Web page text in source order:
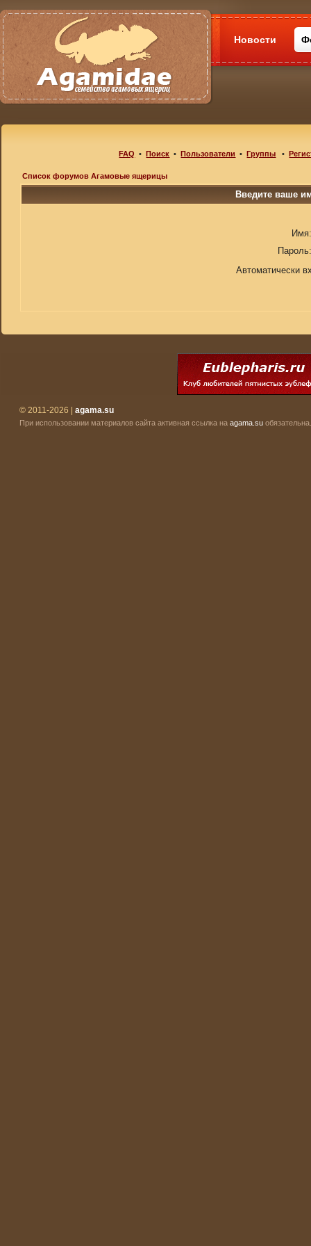
Новости
FAQ •Поиск •Пользователи •Группы •
Список форумов Агамовые ящерицы
Введите ваше
Имя:
Пароль:
Автоматически
© 2011-2026 | agama.su
При использовании материалов сайта активная ссылка на agama.su обязательна.